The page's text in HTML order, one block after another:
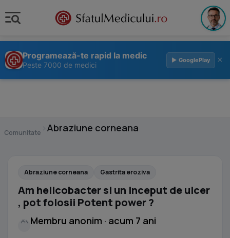
Programează-te rapid la medic
Peste 7000 de medici
▶ GooglePlay ×
Comunitate Abraziune corneana
Abraziune corneana Gastrita eroziva
Am helicobacter si un inceput de ulcer
, pot folosii Potent power ?
Membru anonim · acum 7 ani